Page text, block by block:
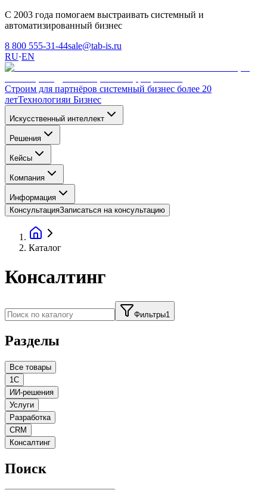
С 2003 года помогаем выстраивать системный и
автоматизированный бизнес
8 800 555-31-44sale@tab-is.ru
RU·EN
Строим для партнёров системный бизнес более 20
летТехнологияи Бизнес
Искусственный интеллект
Решения
Кейсы
Компания
Информация
КонсультацияЗаписаться на консультацию
Каталог
Консалтинг
Фильтры1
Разделы
Все товары
1С
ИИ-решения
Услуги
Разработка
CRM
Консалтинг
Поиск